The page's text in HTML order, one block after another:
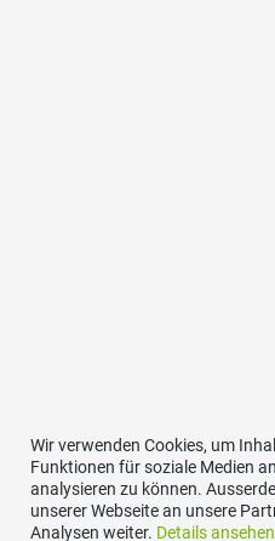
Wir verwenden Cookies, um
Funktionen für soziale Medien
analysieren zu können.
unserer Webseite an unsere
Analysen weiter. Details ansehen